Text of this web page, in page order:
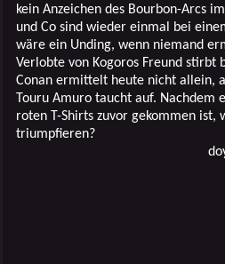
kein Anzeichen des Bourbon-Arcs
und Co sind wieder einmal bei
wäre ein Unding, wenn niemand
Verlobte von Kogoros Freund stirbt
Conan ermittelt heute nicht allein,
Touru Amuro taucht auf. Nachdem
roten T-Shirts zuvor gekommen ist,
triumpfieren?